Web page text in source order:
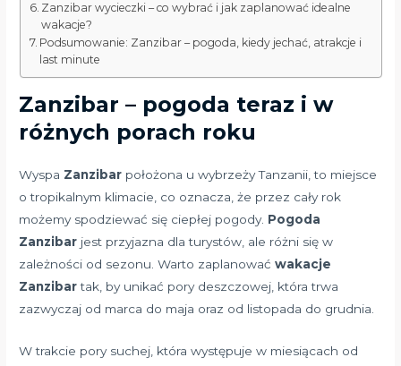
Zanzibar wycieczki – co wybrać i jak zaplanować idealne
wakacje?
Podsumowanie: Zanzibar – pogoda, kiedy jechać, atrakcje i
last minute
Zanzibar – pogoda teraz i w
różnych porach roku
Wyspa Zanzibar położona u wybrzeży Tanzanii, to miejsce
o tropikalnym klimacie, co oznacza, że przez cały rok
możemy spodziewać się ciepłej pogody. Pogoda
Zanzibar jest przyjazna dla turystów, ale różni się w
zależności od sezonu. Warto zaplanowaćwakacje
Zanzibartak, by unikać pory deszczowej, która trwa
zazwyczaj od marca do maja oraz od listopada do grudnia.
W trakcie pory suchej, która występuje w miesiącach od